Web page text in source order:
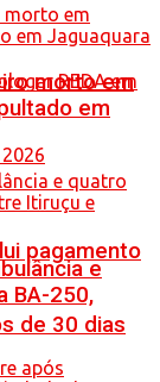
pagamento
de 30 dias
morto em
em
e
BA-250,